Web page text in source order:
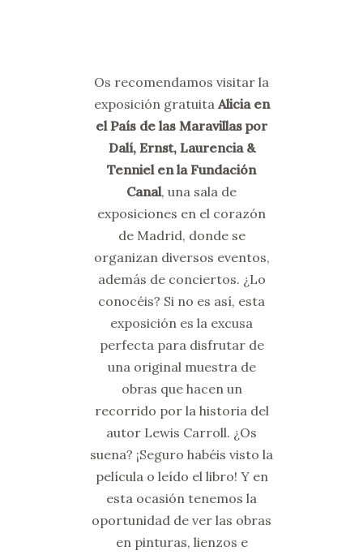
Os recomendamos visitar la
exposición gratuita Alicia en
el País de las Maravillas por
Dalí, Ernst, Laurencia &
Tenniel en la Fundación
Canal, una sala de
exposiciones en el corazón
de Madrid, donde se
organizan diversos eventos,
además de conciertos. ¿Lo
conocéis? Si no es así, esta
exposición es la excusa
perfecta para disfrutar de
una original muestra de
obras que hacen un
recorrido por la historia del
autor Lewis Carroll. ¿Os
suena? ¡Seguro habéis visto la
película o leído el libro! Y en
esta ocasión tenemos la
oportunidad de ver las obras
en pinturas, lienzos e